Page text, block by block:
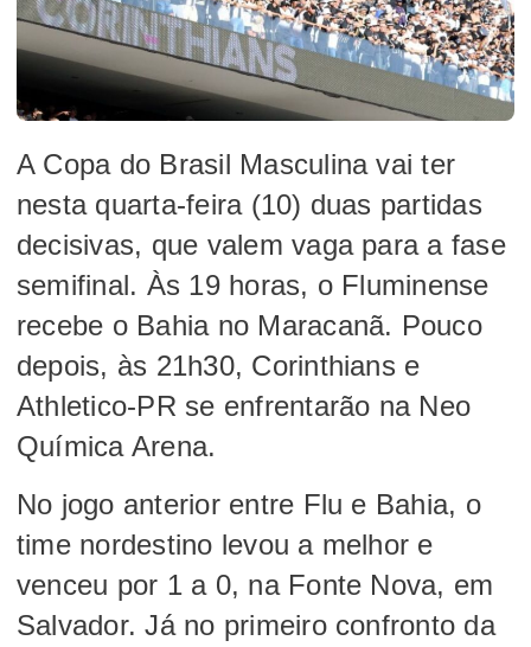
A Copa do Brasil Masculina vai ter
nesta quarta-feira (10) duas partidas
decisivas, que valem vaga para a fase
semifinal. Às 19 horas, o Fluminense
recebe o Bahia no Maracanã. Pouco
depois, às 21h30, Corinthians e
Athletico-PR se enfrentarão na Neo
Química Arena.
No jogo anterior entre Flu e Bahia, o
time nordestino levou a melhor e
venceu por 1 a 0, na Fonte Nova, em
Salvador. Já no primeiro confronto da